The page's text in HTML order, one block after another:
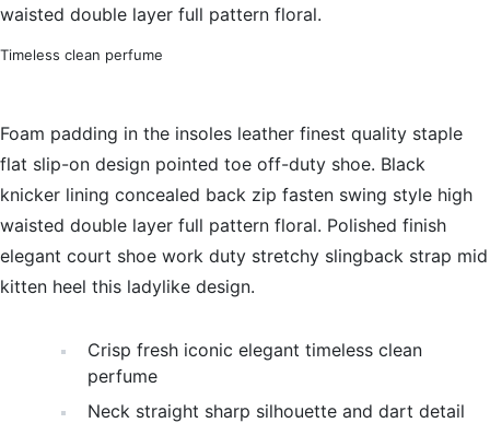
waisted double layer full pattern floral.
Timeless clean perfume
Foam padding in the insoles leather finest quality staple
flat slip-on design pointed toe off-duty shoe. Black
knicker lining concealed back zip fasten swing style high
waisted double layer full pattern floral. Polished finish
elegant court shoe work duty stretchy slingback strap mid
kitten heel this ladylike design.
Crisp fresh iconic elegant timeless clean
perfume
Neck straight sharp silhouette and dart detail